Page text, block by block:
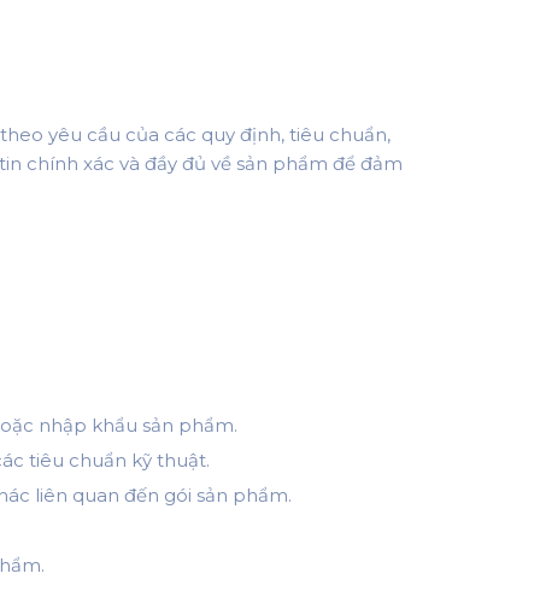
yêu cầu của các quy định, tiêu chuẩn,
chính xác và đầy đủ về sản phẩm để đảm
nhập khẩu sản phẩm.
tiêu chuẩn kỹ thuật.
liên quan đến gói sản phẩm.